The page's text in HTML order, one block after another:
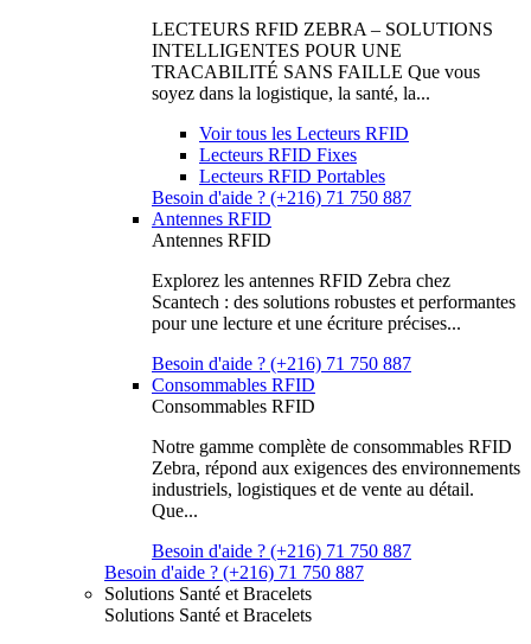
LECTEURS RFID ZEBRA – SOLUTIONS
INTELLIGENTES POUR UNE
TRACABILITÉ SANS FAILLE Que vous
soyez dans la logistique, la santé, la...
Voir tous les Lecteurs RFID
Lecteurs RFID Fixes
Lecteurs RFID Portables
Besoin d'aide ? (+216) 71 750 887
Antennes RFID
Antennes RFID
Explorez les antennes RFID Zebra chez
Scantech : des solutions robustes et performantes
pour une lecture et une écriture précises...
Besoin d'aide ? (+216) 71 750 887
Consommables RFID
Consommables RFID
Notre gamme complète de consommables RFID
Zebra, répond aux exigences des environnements
industriels, logistiques et de vente au détail.
Que...
Besoin d'aide ? (+216) 71 750 887
Besoin d'aide ? (+216) 71 750 887
Solutions Santé et Bracelets
Solutions Santé et Bracelets